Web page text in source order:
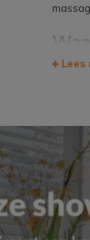
Het is
Ook
Elk
voor
aan
Lees